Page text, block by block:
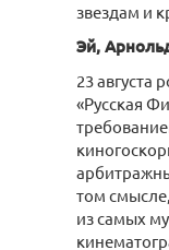
звездам и
Эй,
23 августа
«Русская
том
из самых